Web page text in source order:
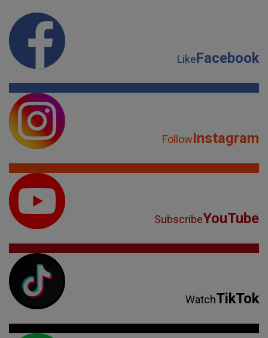
LikeFacebook
FollowInstagram
SubscribeYouTube
WatchTikTok